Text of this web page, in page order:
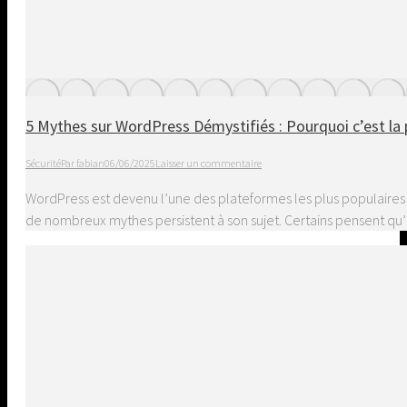
5 Mythes sur WordPress Démystifiés : Pourquoi c’est
SécuritéPar fabian06/06/2025Laisser un commentaire
WordPress est devenu l’une des plateformes les plus
de nombreux mythes persistent à son sujet. Certains pensent